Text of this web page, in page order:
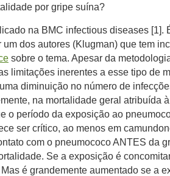
por gripe suína?
na BMC infectious diseases [1].
um dos autores (Klugman) que tem
sobre o tema. Apesar da
limitações inerentes a esse tipo de
diminuição no número de
na mortalidade geral atribuída
o período da exposição ao
ser crítico, ao menos em
com o pneumococo ANTES da
Se a exposição é
é grandemente aumentado se a